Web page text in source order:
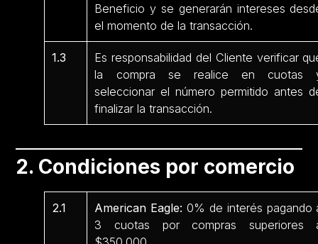
Beneficio y se generarán intereses
el momento de la transacción.
1.3
Es responsabilidad del Cliente verificar
la compra se realice en cuotas
seleccionar el número permitido antes
finalizar la transacción.
2. Condiciones por comercio
2.1 American Eagle: 0% de interés pagando
3 cuotas por compras superiores